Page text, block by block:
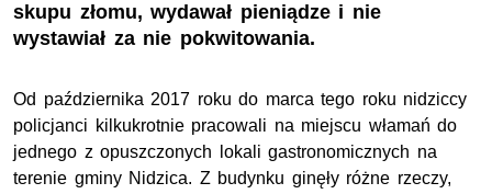
skupu złomu, wydawał pieniądze i nie
wystawiał za nie pokwitowania.
Od października 2017 roku do marca tego roku nidziccy
policjanci kilkukrotnie pracowali na miejscu włamań do
jednego z opuszczonych lokali gastronomicznych na
terenie gminy Nidzica. Z budynku ginęły różne rzeczy,